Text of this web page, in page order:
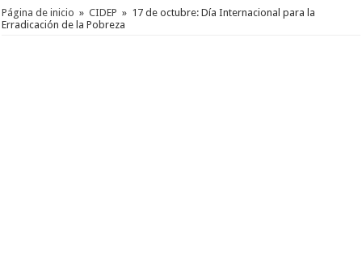
Página de inicio » CIDEP » 17 de octubre: Día Internacional para la
Erradicación de la Pobreza